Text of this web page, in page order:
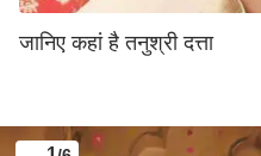
जानिए कहां है तनुश्री दत्ता